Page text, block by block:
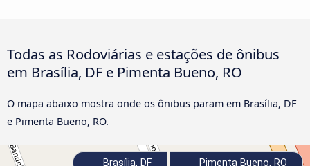
Todas as Rodoviárias e estações de ônibus
em Brasília, DF e Pimenta Bueno, RO
O mapa abaixo mostra onde os ônibus param em Brasília, DF
e Pimenta Bueno, RO.
Brasília, DF Pimenta Bueno, RO